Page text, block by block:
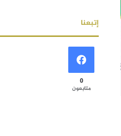
إتبعنا
0
متابعون